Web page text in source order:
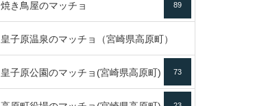
焼き鳥屋のマッチョ 89
皇子原温泉のマッチョ（宮崎県高原町）
133
皇子原公園のマッチョ(宮崎県高原町) 73